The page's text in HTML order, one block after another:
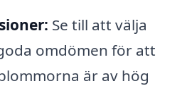
Se till att välja
omdömen för att
är av hög